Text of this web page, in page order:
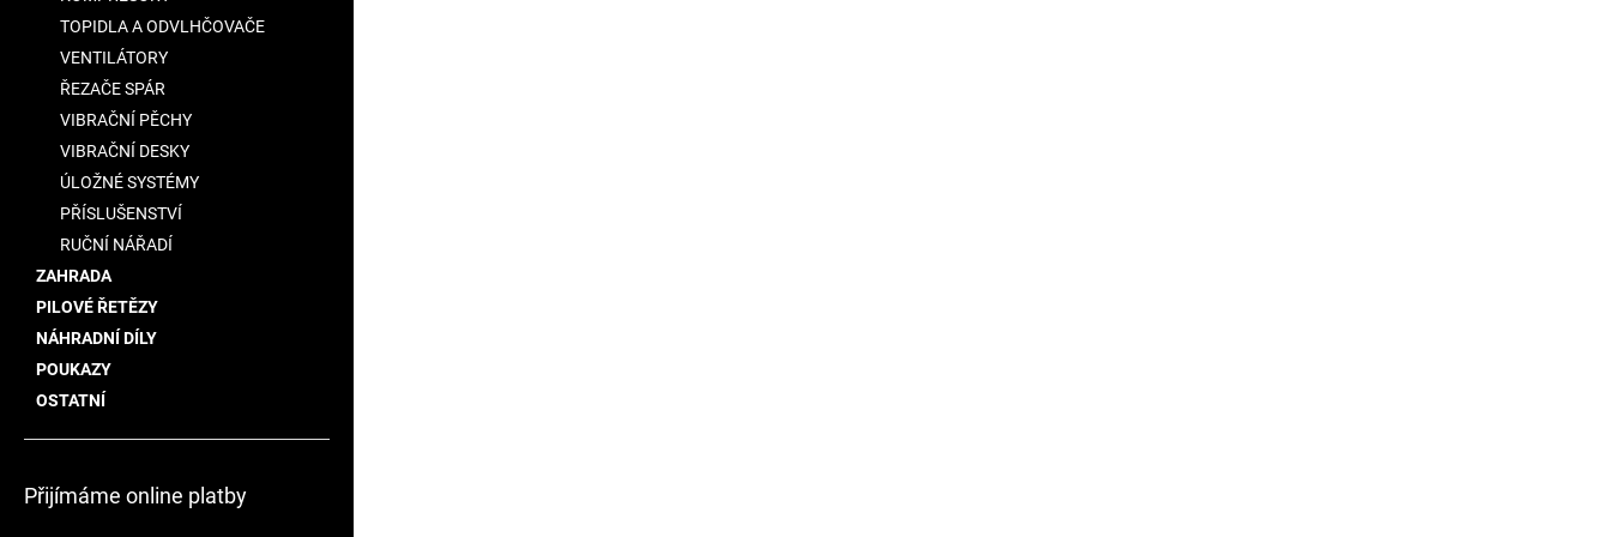
TOPIDLA A ODVLHČOVAČE
VENTILÁTORY
ŘEZAČE SPÁR
VIBRAČNÍ PĚCHY
VIBRAČNÍ DESKY
ÚLOŽNÉ SYSTÉMY
PŘÍSLUŠENSTVÍ
RUČNÍ NÁŘADÍ
ZAHRADA
PILOVÉ ŘETĚZY
NÁHRADNÍ DÍLY
POUKAZY
OSTATNÍ
Přijímáme online platby